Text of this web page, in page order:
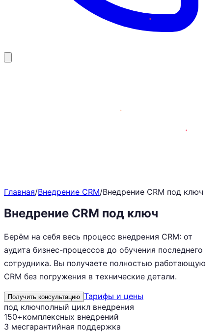
Главная/Внедрение CRM/Внедрение CRM под ключ
Внедрение CRM под ключ
Берём на себя весь процесс внедрения CRM: от
аудита бизнес-процессов до обучения последнего
сотрудника. Вы получаете полностью работающую
CRM без погружения в технические детали.
Получить консультацию Тарифы и цены
под ключполный цикл внедрения
150+комплексных внедрений
3 месгарантийная поддержка